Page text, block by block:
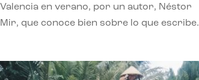
Valencia en verano, por un autor, Néstor
Mir, que conoce bien sobre lo que escribe.